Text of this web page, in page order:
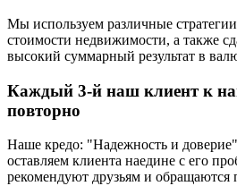
Мы используем различные
стоимости недвижимости, а также
высокий суммарный результат в
Каждый 3-й наш клиент к
повторно
Наше кредо: "Надежность и
оставляем клиента наедине с его
рекомендуют друзьям и обращаются